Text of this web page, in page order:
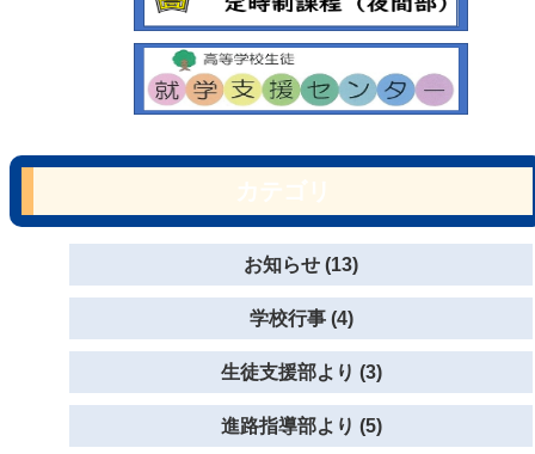
お知らせ (13)
学校行事 (4)
生徒支援部より (3)
進路指導部より (5)